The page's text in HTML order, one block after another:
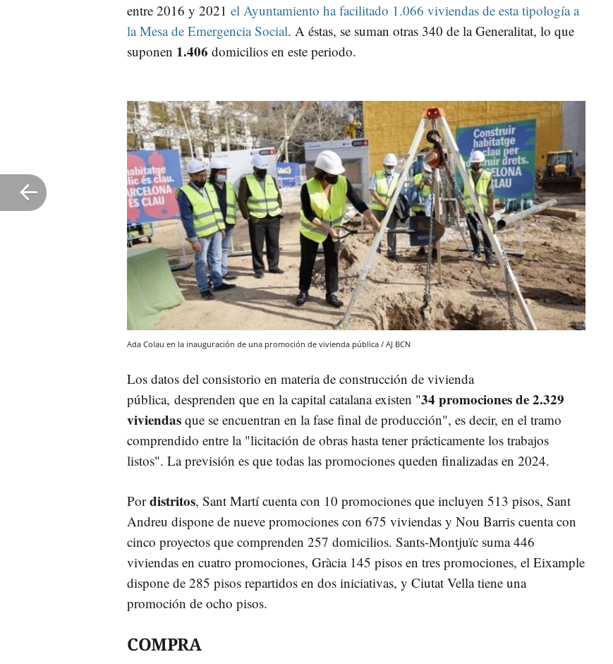
entre 2016 y 2021 el Ayuntamiento ha facilitado 1.066 viviendas de esta tipología a
la Mesa de Emergencia Social. A éstas, se suman otras 340 de la Generalitat, lo que
suponen 1.406 domicilios en este periodo.
Ada Colau en la inauguración de una promoción de vivienda pública / AJ BCN
Los datos del consistorio en materia de construcción de vivienda
pública, desprenden que en la capital catalana existen "34 promociones de 2.329
viviendas que se encuentran en la fase final de producción", es decir, en el tramo
comprendido entre la "licitación de obras hasta tener prácticamente los trabajos
listos". La previsión es que todas las promociones queden finalizadas en 2024.
Pordistritos, Sant Martí cuenta con 10 promociones que incluyen 513 pisos, Sant
Andreu dispone de nueve promociones con 675 viviendas y Nou Barris cuenta con
cinco proyectos que comprenden 257 domicilios. Sants-Montjuïc suma 446
viviendas en cuatro promociones, Gràcia 145 pisos en tres promociones, el Eixample
dispone de 285 pisos repartidos en dos iniciativas, y Ciutat Vella tiene una
promoción de ocho pisos.
COMPRA